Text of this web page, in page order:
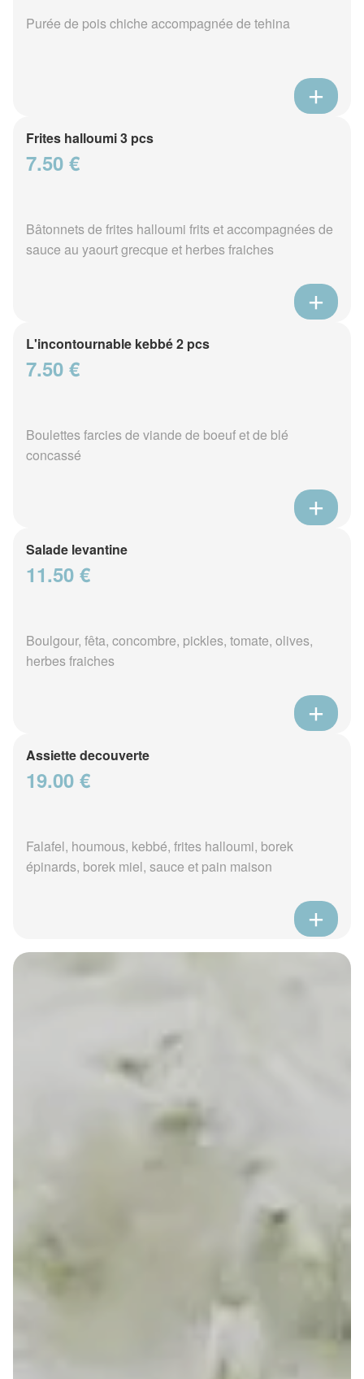
Purée de pois chiche accompagnée de tehina
Frites halloumi 3 pcs
7.50 €
Bâtonnets de frites halloumi frits et accompagnées de
sauce au yaourt grecque et herbes fraiches
L'incontournable kebbé 2 pcs
7.50 €
Boulettes farcies de viande de boeuf et de blé
concassé
Salade levantine
11.50 €
Boulgour, fêta, concombre, pickles, tomate, olives,
herbes fraiches
Assiette decouverte
19.00 €
Falafel, houmous, kebbé, frites halloumi, borek
épinards, borek miel, sauce et pain maison